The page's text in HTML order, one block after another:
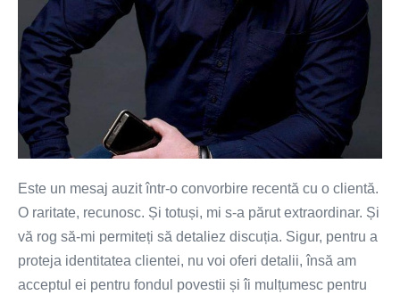
Este un mesaj auzit într-o convorbire recentă cu o clientă.
O raritate, recunosc. Și totuși, mi s-a părut extraordinar. Și
vă rog să-mi permiteți să detaliez discuția. Sigur, pentru a
proteja identitatea clientei, nu voi oferi detalii, însă am
acceptul ei pentru fondul povestii și îi mulțumesc pentru